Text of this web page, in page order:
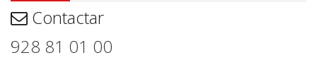
Contactar
928 81 01 00